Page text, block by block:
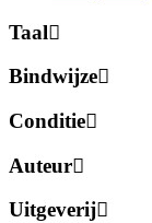
Taal
Bindwijze
Conditie
Auteur
Uitgeverij